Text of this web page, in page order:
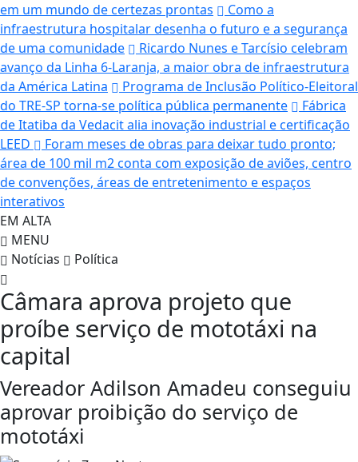
em um mundo de certezas prontas
Como a
infraestrutura hospitalar desenha o futuro e a segurança
de uma comunidade
Ricardo Nunes e Tarcísio celebram
avanço da Linha 6-Laranja, a maior obra de infraestrutura
da América Latina
Programa de Inclusão Político-Eleitoral
do TRE-SP torna-se política pública permanente
Fábrica
de Itatiba da Vedacit alia inovação industrial e certificação
LEED
Foram meses de obras para deixar tudo pronto;
área de 100 mil m2 conta com exposição de aviões, centro
de convenções, áreas de entretenimento e espaços
interativos
EM ALTA
MENU
Notícias
Política
Câmara aprova projeto que
proíbe serviço de mototáxi na
capital
Vereador Adilson Amadeu conseguiu
aprovar proibição do serviço de
mototáxi